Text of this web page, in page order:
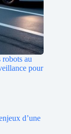
robots au
pour
d’une